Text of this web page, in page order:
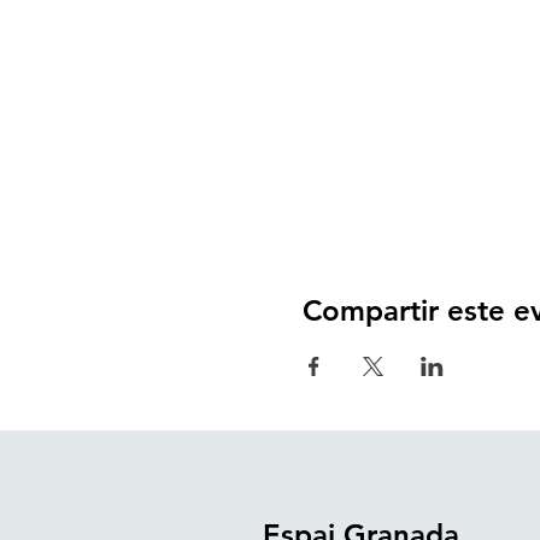
Compartir este